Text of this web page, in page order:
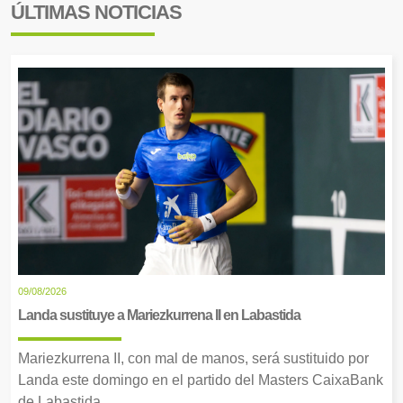
ÚLTIMAS NOTICIAS
09/08/2026
Landa sustituye a Mariezkurrena II en Labastida
Mariezkurrena II, con mal de manos, será sustituido por
Landa este domingo en el partido del Masters CaixaBank